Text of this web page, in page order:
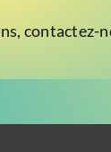
contactez-